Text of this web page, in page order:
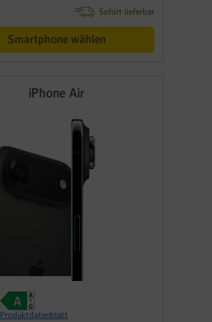
Sofort lieferbar
Smartphone wählen
iPhone Air
Produktdatenblatt